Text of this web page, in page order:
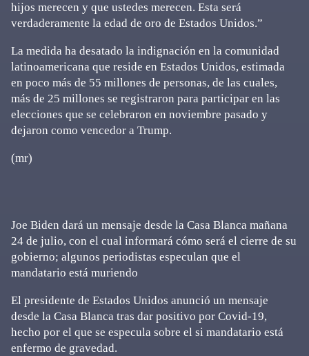
hijos merecen y que ustedes merecen. Esta será
verdaderamente la edad de oro de Estados Unidos.”
La medida ha desatado la indignación en la comunidad
latinoamericana que reside en Estados Unidos, estimada
en poco más de 55 millones de personas, de las cuales,
más de 25 millones se registraron para participar en las
elecciones que se celebraron en noviembre pasado y
dejaron como vencedor a Trump.
(mr)
Joe Biden dará un mensaje desde la Casa Blanca mañana
24 de julio, con el cual informará cómo será el cierre de su
gobierno; algunos periodistas especulan que el
mandatario está muriendo
El presidente de Estados Unidos anunció un mensaje
desde la Casa Blanca tras dar positivo por Covid-19,
hecho por el que se especula sobre el si mandatario está
enfermo de gravedad.